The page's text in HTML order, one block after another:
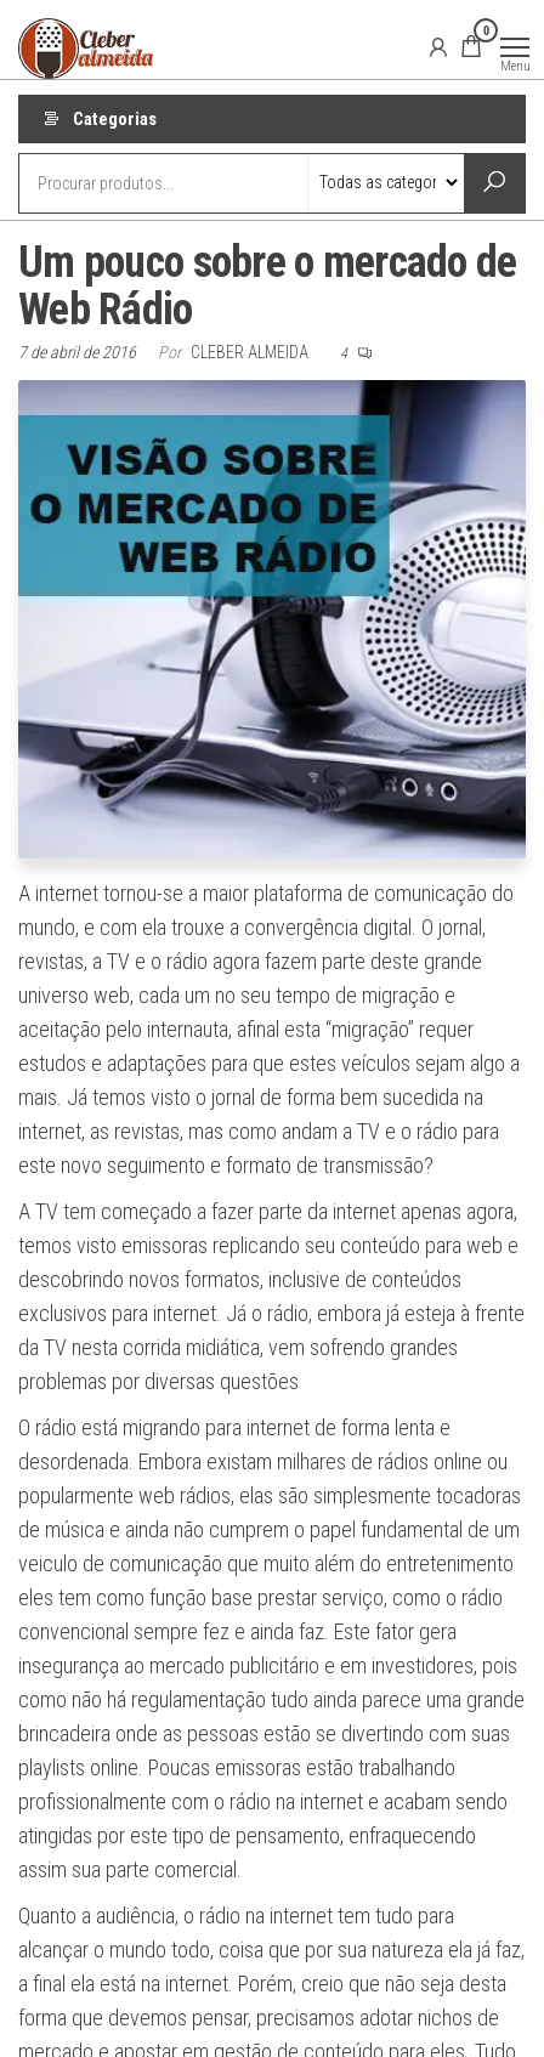
Pular
para
o
conteúdo
Cleber
Almeida
projeto de
comunicação
0
Menu
Categorias
Um pouco sobre o mercado de
Web Rádio
7 de abril de 2016 Por CLEBER ALMEIDA 4
A internet tornou-se a maior plataforma de comunicação do
mundo, e com ela trouxe a convergência digital. O jornal,
revistas, a TV e o rádio agora fazem parte deste grande
universo web, cada um no seu tempo de migração e
aceitação pelo internauta, afinal esta “migração” requer
estudos e adaptações para que estes veículos sejam algo a
mais. Já temos visto o jornal de forma bem sucedida na
internet, as revistas, mas como andam a TV e o rádio para
este novo seguimento e formato de transmissão?
A TV tem começado a fazer parte da internet apenas agora,
temos visto emissoras replicando seu conteúdo para web e
descobrindo novos formatos, inclusive de conteúdos
exclusivos para internet. Já o rádio, embora já esteja à frente
da TV nesta corrida midiática, vem sofrendo grandes
problemas por diversas questões
O rádio está migrando para internet de forma lenta e
desordenada. Embora existam milhares de rádios online ou
popularmente web rádios, elas são simplesmente tocadoras
de música e ainda não cumprem o papel fundamental de um
veiculo de comunicação que muito além do entretenimento
eles tem como função base prestar serviço, como o rádio
convencional sempre fez e ainda faz. Este fator gera
insegurança ao mercado publicitário e em investidores, pois
como não há regulamentação tudo ainda parece uma grande
brincadeira onde as pessoas estão se divertindo com suas
playlists online. Poucas emissoras estão trabalhando
profissionalmente com o rádio na internet e acabam sendo
atingidas por este tipo de pensamento, enfraquecendo
assim sua parte comercial.
Quanto a audiência, o rádio na internet tem tudo para
alcançar o mundo todo, coisa que por sua natureza ela já faz,
a final ela está na internet. Porém, creio que não seja desta
forma que devemos pensar, precisamos adotar nichos de
mercado e apostar em gestão de conteúdo para eles. Tudo